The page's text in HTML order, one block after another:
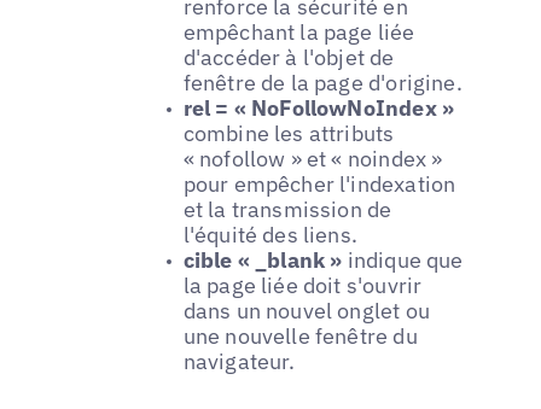
renforce la sécurité en
empêchant la page liée
d'accéder à l'objet de
fenêtre de la page d'origine.
rel = « NoFollowNoIndex »
combine les attributs
« nofollow » et « noindex »
pour empêcher l'indexation
et la transmission de
l'équité des liens.
cible « _blank » indique que
la page liée doit s'ouvrir
dans un nouvel onglet ou
une nouvelle fenêtre du
navigateur.